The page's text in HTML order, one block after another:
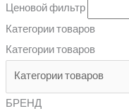
Ценовой фильтр
Категории товаров
Категории товаров
БРЕНД